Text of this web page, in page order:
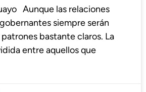
Aunque las relaciones
siempre serán
bastante claros. La
entre aquellos que